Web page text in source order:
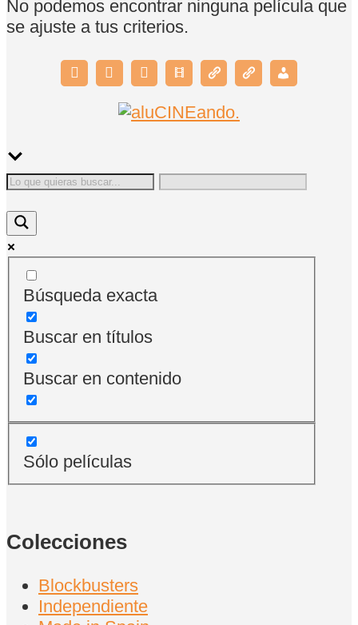
No podemos encontrar ninguna película que
se ajuste a tus criterios.
Búsqueda exacta
Buscar en títulos
Buscar en contenido
Sólo películas
Colecciones
Blockbusters
Independiente